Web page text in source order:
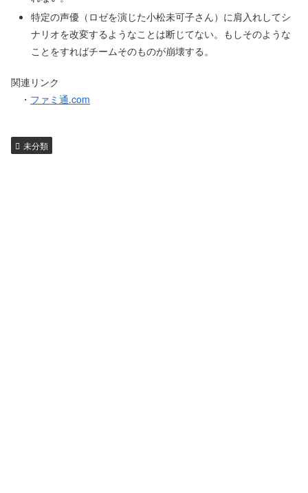
特定の声優（ロゼを演じた小松未可子さん）に肩入れしてシ
ナリオを改変するようなことは断じてない。もしそのような
ことをすればチームそのものが崩壊する。
関連リンク
・ ファミ通.com
未分類